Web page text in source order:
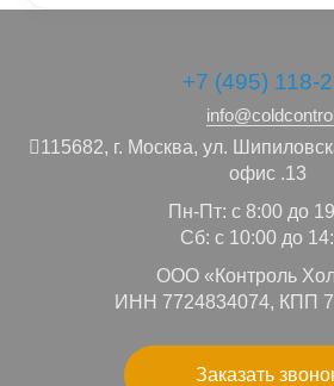
+7 (495) 118-
115682, г. Москва, ул.
офис .13
Пн-Пт: с 8:00 до
Сб: с 10:00 до
ООО «Контроль
ИНН 7724834074, КПП
Заказать